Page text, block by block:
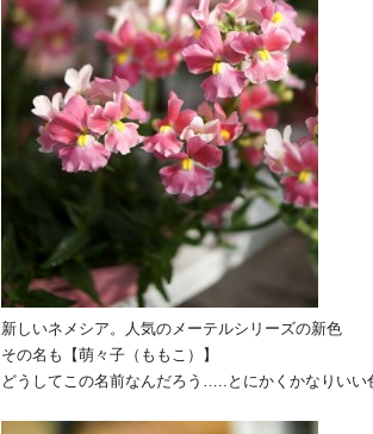
新しいネメシア。人気のメーテルシリーズの新色
その名も【萌々子（ももこ）】
どうしてこの名前なんだろう…..とにかくかなりい